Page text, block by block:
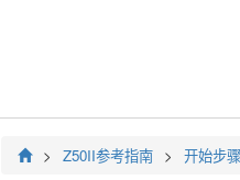
Z50II参考指南 开始步骤